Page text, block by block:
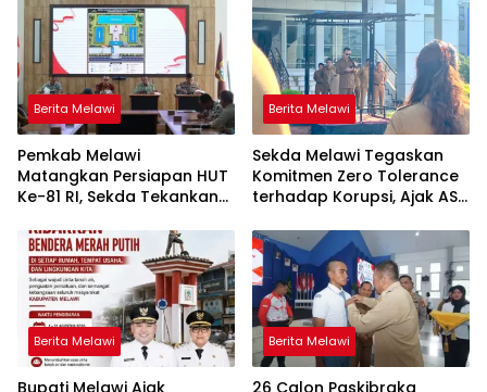
Tingkatkan Kewaspadaan
Berita Melawi
Pemkab Melawi
Matangkan Persiapan HUT
Ke-81 RI, Sekda Tekankan
Jawab Panitia
Berita Melawi
Sekda Melawi Tegaskan
Komitmen Zero Tolerance
terhadap Korupsi, Ajak ASN
Dukung SPI KPK
Berita Melawi Berita Melawi